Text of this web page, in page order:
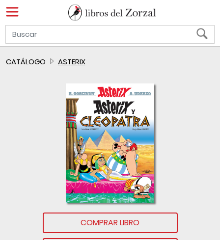
CATÁLOGO ASTERIX
COMPRAR LIBRO